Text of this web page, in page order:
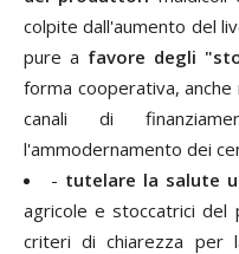
colpite dall'aumento del
pure a favore degli
forma cooperativa,
canali di
l'ammodernamento dei
- tutelare la salute
agricole e stoccatrici del
criteri di chiarezza per